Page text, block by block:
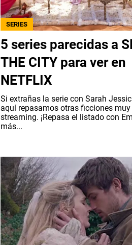
SERIES
5 series parecidas a
THE CITY para ver en
NETFLIX
Si extrañas la serie con Sarah
aquí repasamos otras ficciones
streaming. ¡Repasa el listado con
más...